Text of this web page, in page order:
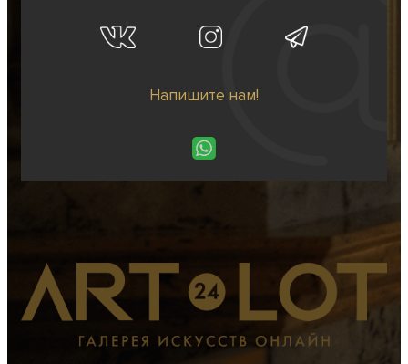
Напишите нам!